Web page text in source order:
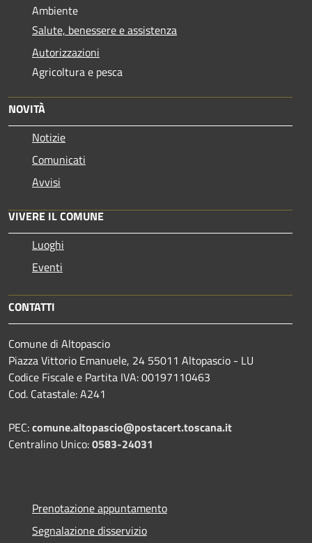
Ambiente
Salute, benessere e assistenza
Autorizzazioni
Agricoltura e pesca
NOVITÀ
Notizie
Comunicati
Avvisi
VIVERE IL COMUNE
Luoghi
Eventi
CONTATTI
Comune di Altopascio
Piazza Vittorio Emanuele, 24 55011 Altopascio - LU
Codice Fiscale e Partita IVA: 00197110463
Cod. Catastale: A241
PEC:comune.altopascio@postacert.toscana.it
Centralino Unico:0583-24031
Prenotazione appuntamento
Segnalazione disservizio